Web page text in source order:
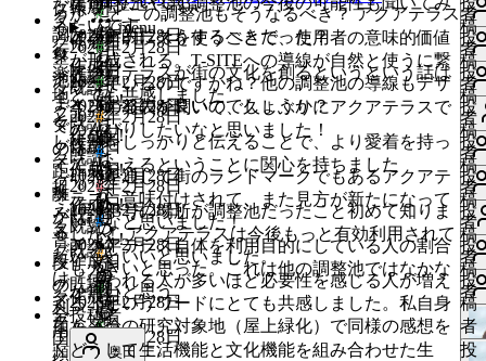
な
る
行
楽
地
と
し
て
捉
え
る
だ
け
で
な
く
あ
り
白
鳥
の
飛
来
地
と
し
て
有
名
で
実
際
ら
調
整
池
ま
で
の
距
離
が、
普
段
の
利
用
頻
menu
と
知
り
た
い！
2026年2月28日
既読
い
ね
す
る
に
は
ロ
グ
イ
ン
が
必
要
で
す
っ
と
知
り
た
い！
作成日
2026年2月28日
既読
い
い
ね
す
る
に
は
ロ
#
も
っ
と
知
り
た
い！
作成日
2026年2月28日
既読
T.
い
い
ね
す
る
に
は
ロ
グ
イ
グ
#
も
っ
と
知
り
た
い！
か？ どこの調整池もそうなるべき？ アクアテラス
は場所的にそうするべきだった？
作成日
2026年2月28日
既読
者
い
い
ね
す
る
に
は
ロ
グ
イ
タ
グ
#
も
っ
と
知
り
た
い！
たいです
作成日
2026年2月28日
既読
稿
者
い
い
ね
す
る
に
は
ロ
グ
イ
タ
グ
#
ま
ち
と
の
つ
な
が
り
アクアテラスを使うことで、使用者の意味的価値
が形成される。T-SITEへの導線が自然と使うに繋
がっているのですかね？他の調整池の導線もデザ
インするのが良いのでしょうか？
作成日
2026年2月28日
既読
投
稿
者
い
い
ね
す
る
に
は
ロ
グ
タ
グ
#
心
が
動
い
た
瞬
間
アクアテラスが街の文化を創るというという話は
とても共感しました
作成日
2026年2月28日
既読
投
稿
者
い
い
ね
す
る
に
は
タ
グ
#
私
の
次
の
一
歩
今日の発表を聞いて、久しぶりにアクアテラスで
のんびりしたいなと思いました！
作成日
2026年2月28日
既読
投
稿
者
い
い
ね
す
る
タ
グ
#
心
が
動
い
た
瞬
役割をしっかりと伝えることで、より愛着を持っ
てもらえるということに関心を持ちました
作成日
2026年2月28日
既読
投
稿
者
い
い
ね
す
タ
グ
#
ま
ち
と
の
研究を通じて街のランドマークでもあるアクアテ
ラスに意味付けされて、また見方が新たになって
いいなと思いました！
作成日
2026年2月28日
既読
投
稿
者
タ
グ
#
も
っ
と
1号と3号の場所が調整池だったこと初めて知りま
した！ アクアテラスは今後もっと有効利用されて
いくといいと思いました。
作成日
2026年2月28日
投
稿
者
T.
タ
グ
#
も
アクアテラス自体を利用目的にしている人の割合
も大きいと思った。これは他の調整池ではなかな
か無いと思う。
作成日
投
稿
者
タ
グ
「使われる人が多いほど必要性を感じる人が増え
る」というワードにとても共感しました。私自身
も卒論の研究対象地（屋上緑化）で同様の感想を
持ちました。
投
稿
者
全
国
投稿者
奥田
どうして生活機能と文化機能を組み合わせた生
投